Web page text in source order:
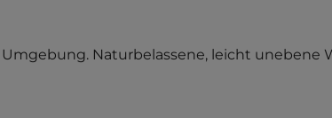
Naturbelassene, leicht unebene